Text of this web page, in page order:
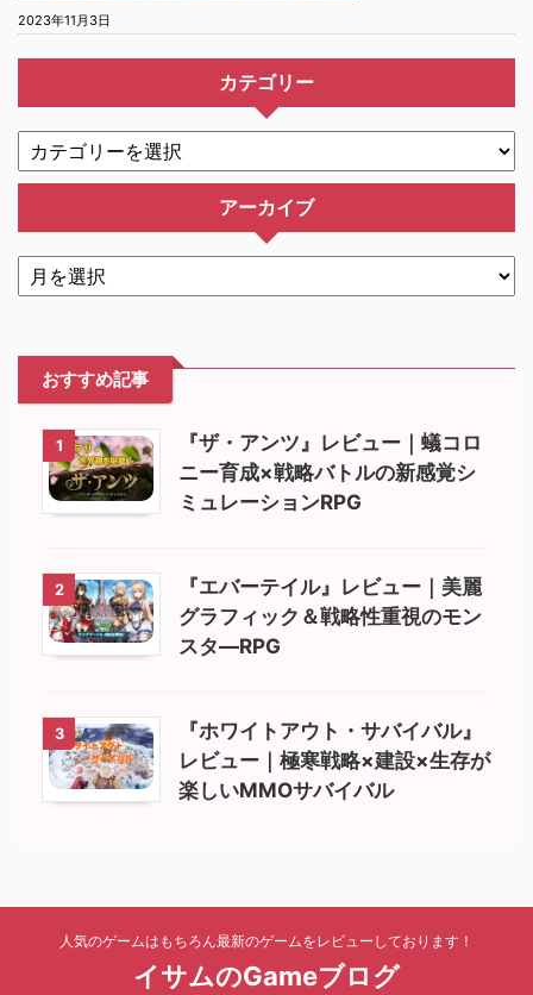
2023年11月3日
カテゴリー
アーカイブ
おすすめ記事
1
『ザ・アンツ』レビュー｜蟻コロ
ニー育成×戦略バトルの新感覚シ
ミュレーションRPG
2
『エバーテイル』レビュー｜美麗
グラフィック＆戦略性重視のモン
スタ―RPG
3
『ホワイトアウト・サバイバル』
レビュー｜極寒戦略×建設×生存が
楽しいMMOサバイバル
人気のゲームはもちろん最新のゲームをレビューしております！
イサムのGameブログ